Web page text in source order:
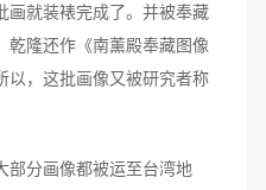
画就装裱完成了。并被奉藏
乾隆还作《南薰殿奉藏图像
以，这批画像又被研究者称
分画像都被运至台湾地